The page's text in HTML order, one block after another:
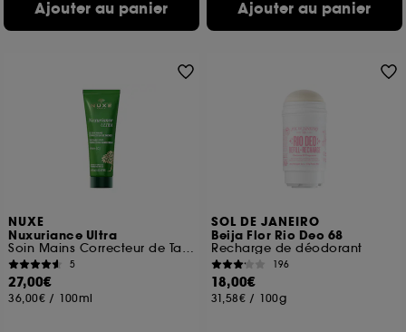
Ajouter au panier Ajouter au panier
NUXE
Nuxuriance Ultra
Soin Mains Correcteur de Taches
5
27,00€
36,00€ / 100ml
SOL DE JANEIRO
Beija Flor Rio Deo 68
Recharge de déodorant
196
18,00€
31,58€ / 100g